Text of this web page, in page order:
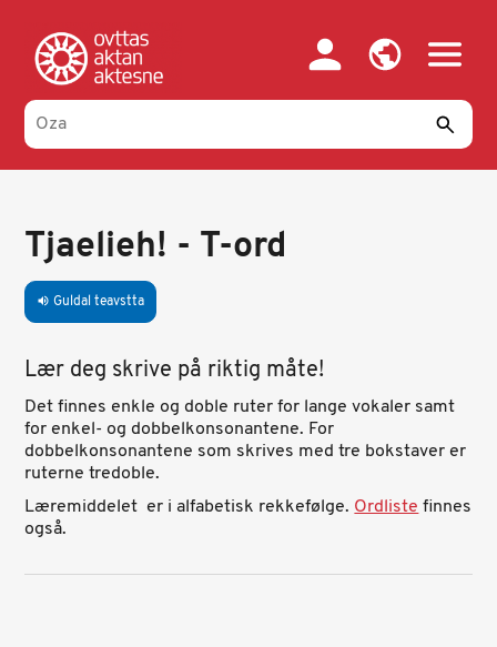
main
content
Tjaelieh! - T-ord
volume_up Guldal teavstta
Lær deg skrive på riktig måte!
Det finnes enkle og doble ruter for lange vokaler samt
for enkel- og dobbelkonsonantene. For
dobbelkonsonantene som skrives med tre bokstaver er
ruterne tredoble.
Læremiddelet er i alfabetisk rekkefølge.Ordlistefinnes
også.